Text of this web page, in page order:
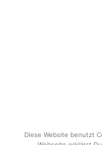
Diese Website benutzt